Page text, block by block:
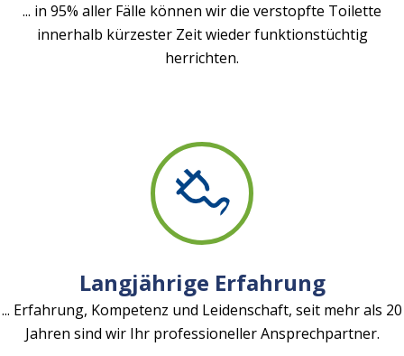
... in 95% aller Fälle können wir die verstopfte Toilette
innerhalb kürzester Zeit wieder funktionstüchtig
herrichten.
Langjährige Erfahrung
... Erfahrung, Kompetenz und Leidenschaft, seit mehr als 20
Jahren sind wir Ihr professioneller Ansprechpartner.